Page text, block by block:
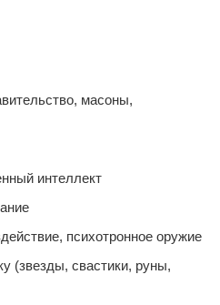
масоны,
интеллект
психотронное оружие
(звезды, свастики, руны,